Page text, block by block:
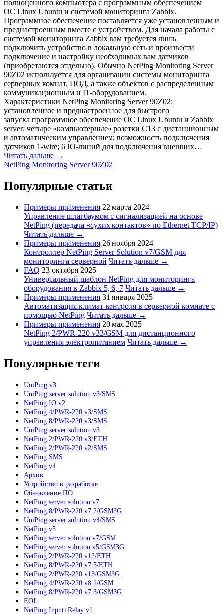
полноценного компьютера с программным обеспечением
ОС Linux Ubuntu и системой мониторинга Zabbix.
Программное обеспечение поставляется уже установленным и
преднастроенным вместе с устройством. Для начала работы с
системой мониторинга Zabbix вам требуется лишь
подключить устройство в локальную сеть и произвести
подключение и настройку необходимых вам датчиков
(приобретаются отдельно). Обычно NetPing Monitoring Server
90Z02 используется для организации системы мониторинга
серверных комнат, ЦОД, а также объектов с распределенным
коммуникационным и IT-оборудованием.
Характеристики NetPing Monitoring Server 90Z02:
установленное и преднастроенное для быстрого
запуска программное обеспечение ОС Linux Ubuntu и Zabbix
server; четыре «компьютерные» розетки С13 с дистанционным
и автоматическим управлением; возможность подключения
датчиков 1-wire; 6 IO-линий для подключения внешних…
Читать дальше →
NetPing Monitoring Server 90Z02
Популярные статьи
Примеры применения 22 марта 2024
Управление шлагбаумом с сигнализацией на основе
NetPing (передача «сухих контактов» по Ethernet TCP/IP)
Читать дальше →
Примеры применения 26 ноября 2024
Контроллер NetPing Server Solution v7/GSM для
мониторинга серверной Читать дальше →
FAQ 23 октября 2025
Универсальный шаблон NetPing для мониторинга
оборудования в Zabbix 5, 6, 7 Читать дальше →
Примеры применения 31 января 2025
Автоматизация климат-контроля в серверной комнате с
помощью NetPing Читать дальше →
Примеры применения 20 мая 2025
NetPing 2/PWR-220 v33/GSM для дистанционного
управления электропитанием Читать дальше →
Популярные теги
UniPing v3
UniPing server solution v3/SMS
NetPing IO v2
NetPing 4/PWR-220 v3/SMS
NetPing 8/PWR-220 v3/SMS
UniPing server solution v3
NetPing 2/PWR-220 v3/ETH
NetPing 2/PWR-220 v2/SMS
NetPing SMS
NetPing v4
Архив
Устройство в разработке
Обновление ПО
NetPing server solution v7
NetPing 8/PWR-220 v7.2/GSM3G
UniPing server solution v4/SMS
NetPing v5
NetPing server solution v7/GSM
NetPing server solution v5/GSM3G
NetPing 2/PWR-220 v12/ETH
NetPing 8/PWR-220 v7.5/ETH
NetPing 2/PWR-220 v13/GSM3G
NetPing 4/PWR-220 v8.1/GSM
NetPing 8/PWR-220 v7.3/GSM3G
EOL
NetPing Input+Relay v1